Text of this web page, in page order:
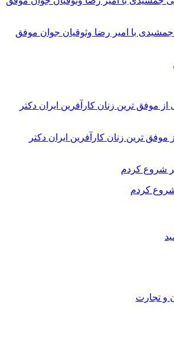
با امیر رضا وثوقیان جوان موفق
موفق ترین زنان کارآفرین ایران دکتر
کردم